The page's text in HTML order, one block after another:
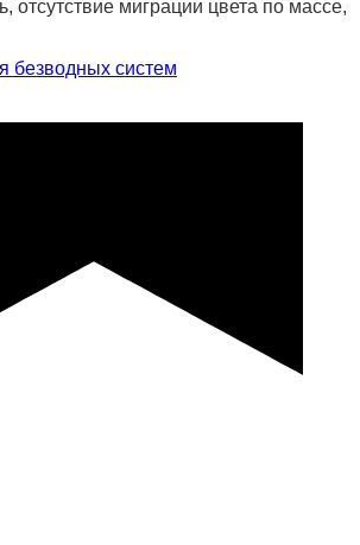
отсутствие миграции цвета по массе,
безводных систем